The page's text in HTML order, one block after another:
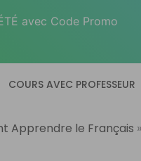
COURS AVEC PROFESSEUR
Apprendre le Français
avec Code Promo